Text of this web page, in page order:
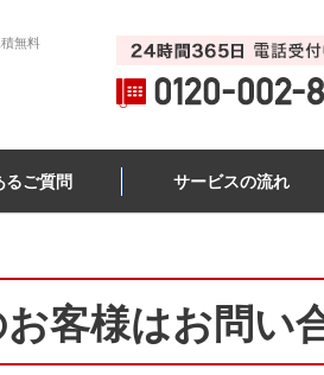
無料
るご質問 サービスの流れ
客様はお問い